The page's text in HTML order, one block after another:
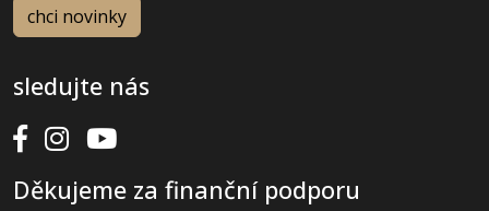
sledujte nás
Děkujeme za finanční podporu